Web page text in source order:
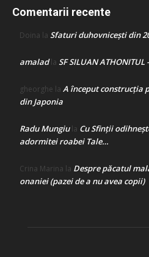
Comentarii recente
Doina la Sfaturi duhovnicești din
amaladla SF SILUAN ATHONITUL
gheorghe la A început construcţia
din Japonia
Radu Mungiula Cu Sfinții
adormitei roabei Tale…
Crina Marina la Despre păcatul
onaniei (pazei de a nu avea copii)